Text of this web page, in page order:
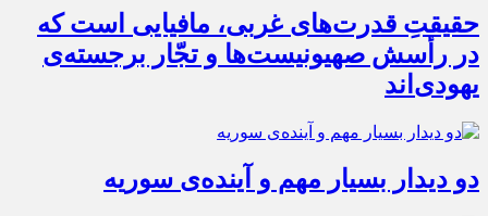
حقیقتِ قدرت‌های غربی، مافیایی است که
در رأسش صهیونیست‌ها و تجّار برجسته‌ی
یهودی‌اند
دو دیدار بسیار مهم و آینده‌ی سوریه